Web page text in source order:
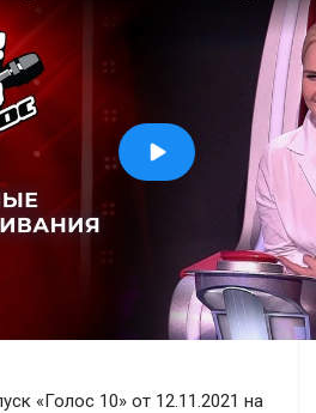
«Голос 10» от 12.11.2021 на